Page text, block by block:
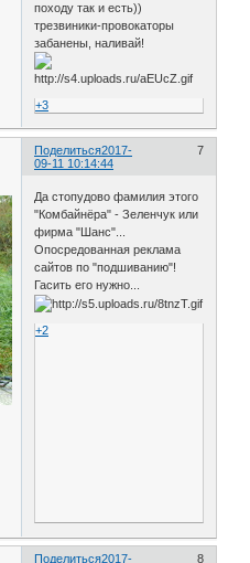
походу так и есть))
трезвиники-провокаторы
забанены, наливай!
+3
Поделиться 7
2017-
09-11 10:14:44
Да стопудово фамилия этого
"Комбайнёра" - Зеленчук или
фирма "Шанс"...
Опосредованная реклама
сайтов по "подшиванию"!
Гасить его нужно...
+2
Поделиться 8
2017-